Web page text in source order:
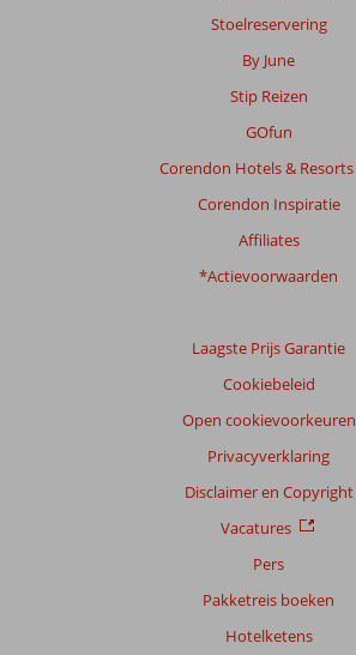
Stoelreservering
By June
Stip Reizen
GOfun
Corendon Hotels & Resorts
Corendon Inspiratie
Affiliates
*Actievoorwaarden
Laagste Prijs Garantie
Cookiebeleid
Open cookievoorkeuren
Privacyverklaring
Disclaimer en Copyright
Vacatures
Pers
Pakketreis boeken
Hotelketens